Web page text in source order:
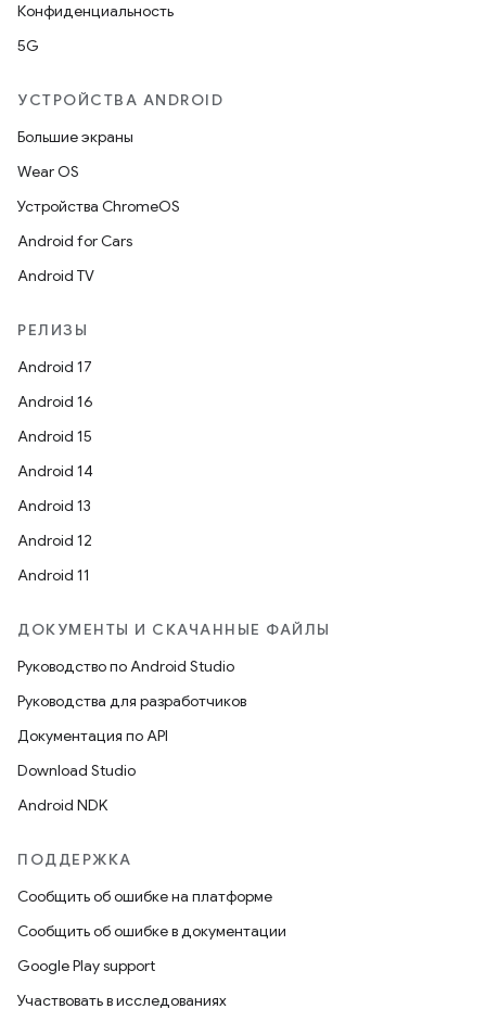
Конфиденциальность
5G
УСТРОЙСТВА ANDROID
Большие экраны
Wear OS
Устройства ChromeOS
Android for Cars
Android TV
РЕЛИЗЫ
Android 17
Android 16
Android 15
Android 14
Android 13
Android 12
Android 11
ДОКУМЕНТЫ И СКАЧАННЫЕ ФАЙЛЫ
Руководство по Android Studio
Руководства для разработчиков
Документация по API
Download Studio
Android NDK
ПОДДЕРЖКА
Сообщить об ошибке на платформе
Сообщить об ошибке в документации
Google Play support
Участвовать в исследованиях